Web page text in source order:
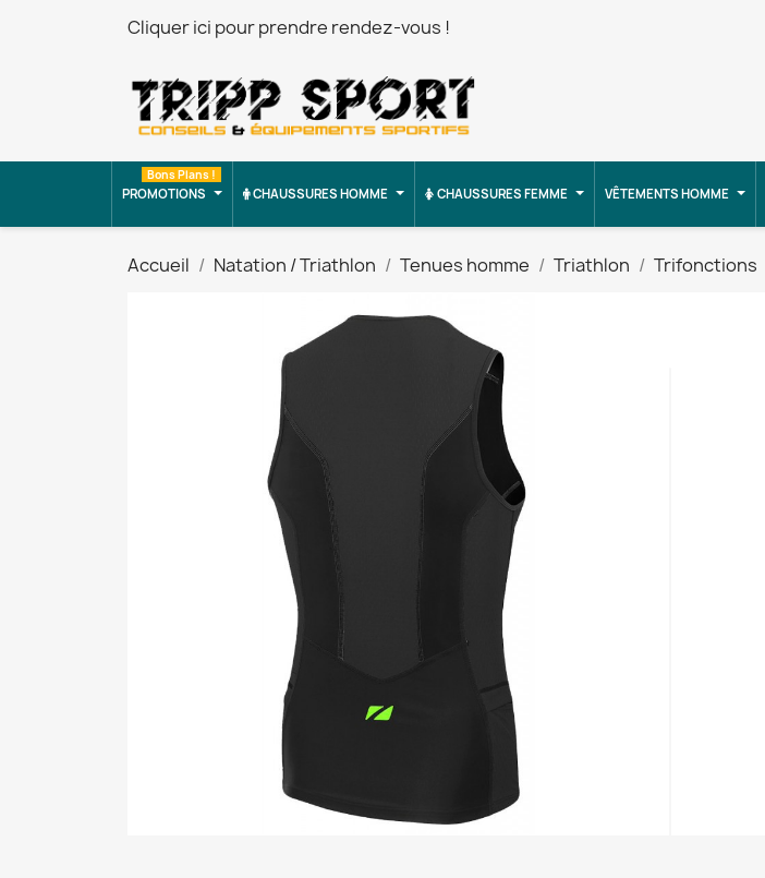
Cliquer ici pour prendre rendez-vous !
PROMOTIONS
Bons Plans !
CHAUSSURES HOMME CHAUSSURES FEMME VÊTEMENTS HOMME
Accueil Natation / Triathlon Tenues homme Triathlon Trifonctions